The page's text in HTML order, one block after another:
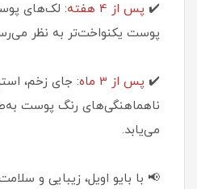
✔️ پس از 4 هفته
: لک‌های
پوست یکنواخت‌تر به نظر
✔️ پس از 3 ماه
: جای زخم،
ناهماهنگی‌های رنگ پوست
می‌یابد.
📢 با بایو اویل، زیبایی و